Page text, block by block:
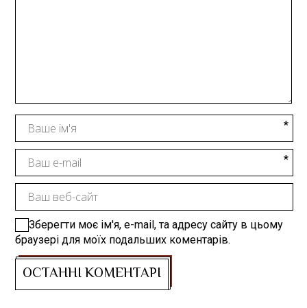
Зберегти моє ім'я, e-mail, та адресу сайту в цьому
браузері для моїх подальших коментарів.